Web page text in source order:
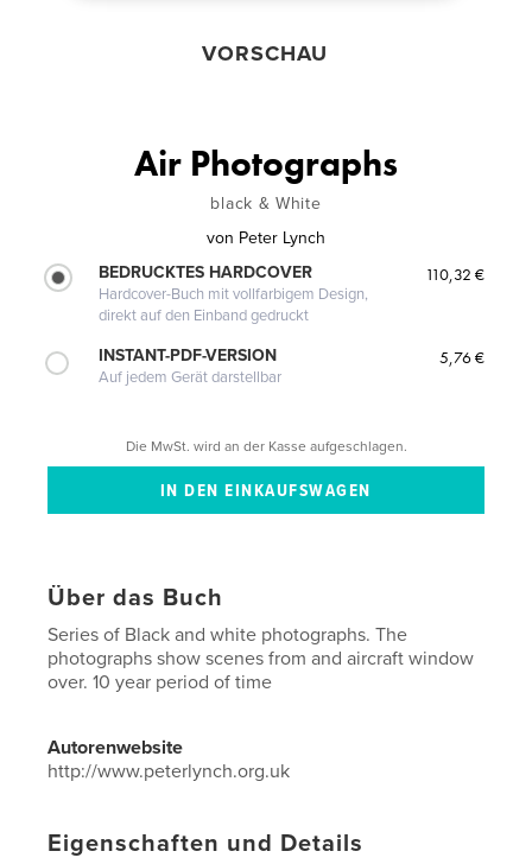
VORSCHAU
Air Photographs
black & White
von Peter Lynch
BEDRUCKTES HARDCOVER
Hardcover-Buch mit vollfarbigem Design,
direkt auf den Einband gedruckt
110,32 €
INSTANT-PDF-VERSION
Auf jedem Gerät darstellbar
5,76 €
Die MwSt. wird an der Kasse aufgeschlagen.
Über das Buch
Series of Black and white photographs. The
photographs show scenes from and aircraft window
over. 10 year period of time
Autorenwebsite
http://www.peterlynch.org.uk
Eigenschaften und Details